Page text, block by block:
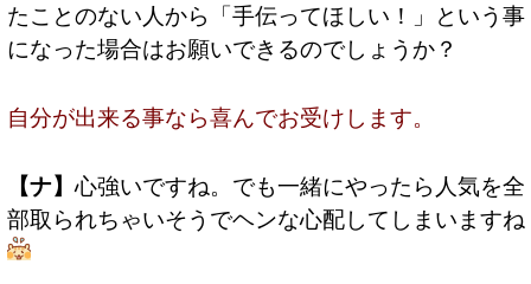
たことのない人から「手伝ってほしい！」という事
になった場合はお願いできるのでしょうか？
自分が出来る事なら喜んでお受けします。
【ナ】心強いですね。でも一緒にやったら人気を全
部取られちゃいそうでヘンな心配してしまいますね